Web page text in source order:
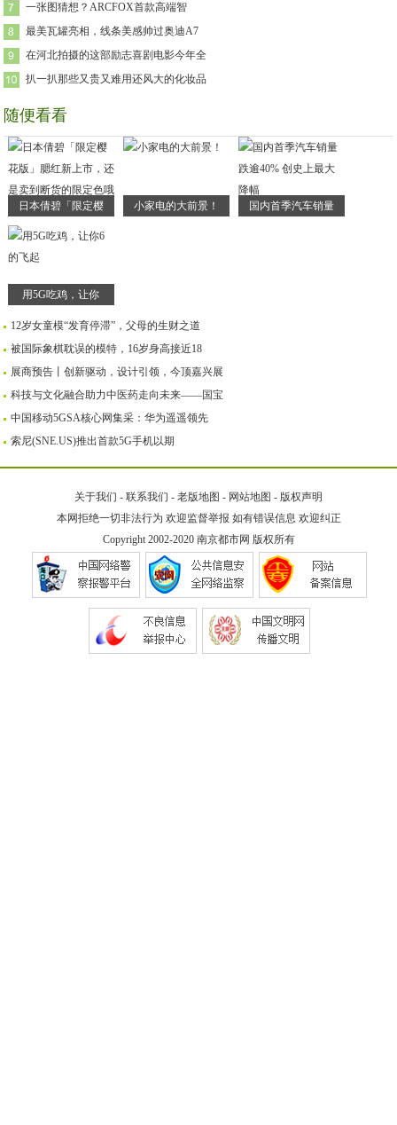
一张图猜想？ARCFOX首款高端智
最美瓦罐亮相，线条美感帅过奥迪A7
在河北拍摄的这部励志喜剧电影今年全
扒一扒那些又贵又难用还风大的化妆品
随便看看
日本倩碧「限定樱 小家电的大前景！ 国内首季汽车销量
用5G吃鸡，让你
12岁女童模“发育停滞”，父母的生财之道
被国际象棋耽误的模特，16岁身高接近18
展商预告丨创新驱动，设计引领，今顶嘉兴展
科技与文化融合助力中医药走向未来——国宝
中国移动5GSA核心网集采：华为遥遥领先
索尼(SNE.US)推出首款5G手机以期
关于我们 - 联系我们 - 老版地图 - 网站地图 - 版权声明
本网拒绝一切非法行为 欢迎监督举报 如有错误信息 欢迎纠正
Copyright 2002-2020 南京都市网 版权所有